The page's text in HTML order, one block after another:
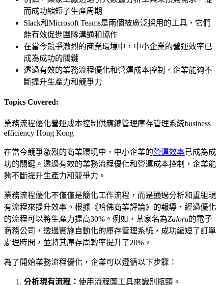
而成功縮短了生產周期
Slack和Microsoft Teams是兩個被廣泛採用的工具，它們
能有效促進團隊溝通和協作
在當今競爭激烈的商業環境中，中小企業的營運效率已
成為成功的關鍵
透過有效的業務流程優化和營運成本控制，企業能夠不
斷提升生產力和競爭力
Topics Covered:
業務流程優化營運成本控制 供應鏈管理庫存管理系統business
efficiency Hong Kong
在當今競爭激烈的商業環境中，中小企業的營運效率已成為成
功的關鍵。透過有效的業務流程優化和營運成本控制，企業能
夠不斷提升生產力和競爭力。
業務流程優化不僅僅是簡化工作流程，而是通過分析和重組現
有流程來提升效率。根據《哈佛商業評論》的報導，經過優化
的流程可以將生產力提高30%。例如，某家名為Zalora的電子
商務公司，透過實施自動化的庫存管理系統，成功縮短了訂單
處理時間，並將其庫存周轉率提升了20%。
為了開始業務流程優化，企業可以遵循以下步驟：
分析現有流程： 使用流程圖工具來識別瓶頸。